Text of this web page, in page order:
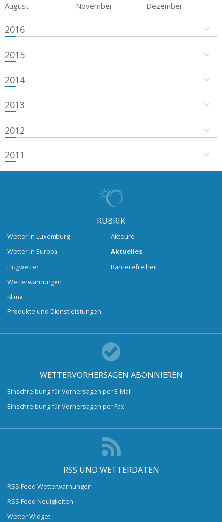
August
November Dezember
2016
2015
2014
2013
2012
2011
RUBRIK
Wetter in Luxemburg
Wetter in Europa
Flugwetter
Wetterwarnungen
Klima
Produkte und Dienstleistungen
Akteure
Aktuelles
Barrierefreiheit
WETTERVORHERSAGEN ABONNIEREN
Einschreibung für Vorhersagen per E-Mail
Einschreibung für Vorhersagen per Fax
RSS UND WETTERDATEN
RSS Feed Wetterwarnungen
RSS Feed Neuigkeiten
Wetter Widget